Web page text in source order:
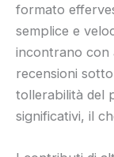
formato
semplice e
incontrano con
recensioni
tollerabilità del
significativi, il